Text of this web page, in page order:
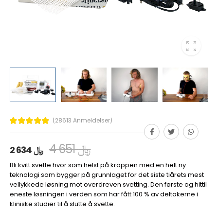
(28613 Anmeldelser)
2 634 ﷼ 4 651 ﷼
Bli kvitt svette hvor som helst på kroppen med en helt ny
teknologi som bygger på grunnlaget for det siste tiårets mest
vellykkede løsning mot overdreven svetting. Den første og hittil
eneste løsningen i verden som har fått 100 % av deltakerne i
kliniske studier til å slutte å svette.